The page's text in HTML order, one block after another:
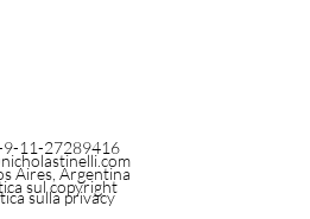
9-11-27289416
Aires, Argentina
sul copyright
sulla privacy